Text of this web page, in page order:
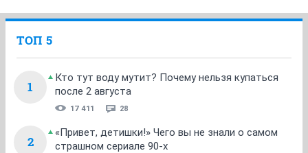
ТОП 5
1
Кто тут воду мутит? Почему нельзя купаться
после 2 августа
17 411 28
2
«Привет, детишки!» Чего вы не знали о самом
страшном сериале 90-х